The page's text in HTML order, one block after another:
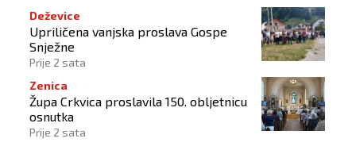
Deževice
Upriličena vanjska proslava Gospe
Snježne
Prije 2 sata
Zenica
Župa Crkvica proslavila 150. obljetnicu
osnutka
Prije 2 sata